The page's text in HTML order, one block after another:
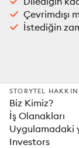
Çevrimdışı
İstediğin
STORYTEL
Biz Kimiz?
İş Olanakları
Uygulamadaki
Investors